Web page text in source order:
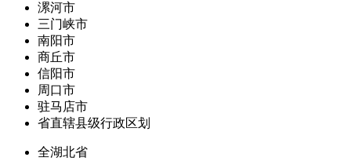
漯河市
三门峡市
南阳市
商丘市
信阳市
周口市
驻马店市
省直辖县级行政区划
全湖北省